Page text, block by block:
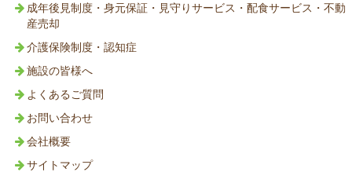
成年後見制度・身元保証・見守りサービス・配食サービス・不動
産売却
介護保険制度・認知症
施設の皆様へ
よくあるご質問
お問い合わせ
会社概要
サイトマップ